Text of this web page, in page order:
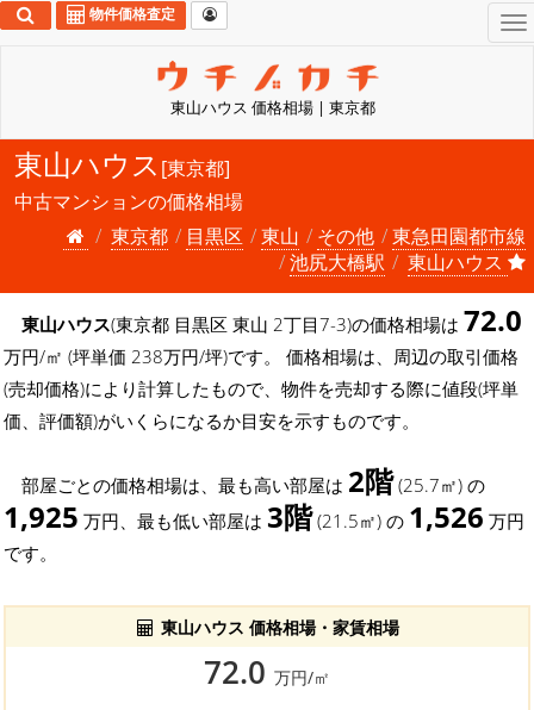
東山ハウス 価格相場 | 東京都
物件価格査定
東山ハウス [東京都]
中古マンションの価格相場
東京都
目黒区 東山 その他
東急田園都市線
池尻大橋駅
東山ハウス
東山ハウス(東京都 目黒区 東山 2丁目7-3)の価格相場は 72.0
万円/㎡ (坪単価 238万円/坪)です。 価格相場は、周辺の取引価格
(売却価格)により計算したもので、物件を売却する際に値段(坪単
価、評価額)がいくらになるか目安を示すものです。
部屋ごとの価格相場は、最も高い部屋は 2階(25.7㎡) の
1,925 万円、最も低い部屋は 3階(21.5㎡) の 1,526 万円
です。
東山ハウス 価格相場・家賃相場
72.0 万円/㎡